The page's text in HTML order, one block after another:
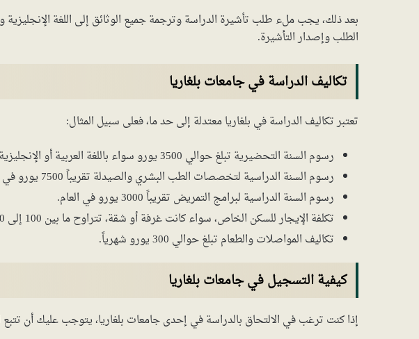
بعد ذلك، يجب ملء طلب تأشيرة الدراسة وترجمة جميع الوثائق إلى اللغة الإنجليزية
الطلب وإصدار التأشيرة.
تكاليف الدراسة في جامعات بلغاريا
تعتبر تكاليف الدراسة في بلغاريا معتدلة إلى حد ما، فعلى سبيل المثال:
رسوم السنة التحضيرية تبلغ حوالي 3500 يورو سواء باللغة العربية أو الإنجليزية.
رسوم السنة الدراسية لتخصصات الطب البشري والصيدلة تقريباً 7500 يورو في العام.
رسوم السنة الدراسية لبرامج التمريض تقريباً 3000 يورو في العام.
تكلفة الإيجار للسكن الخاص، سواء كانت غرفة أو شقة، تتراوح ما بين 100 إلى 300 يورو شهرياً.
تكاليف المواصلات والطعام تبلغ حوالي 300 يورو شهرياً.
كيفية التسجيل في جامعات بلغاريا
إذا كنت ترغب في الالتحاق بالدراسة في إحدى جامعات بلغاريا، يتوجب عليك أن تتبع